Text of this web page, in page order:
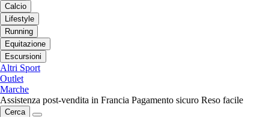
Calcio
Lifestyle
Running
Equitazione
Escursioni
Altri Sport
Outlet
Marche
Assistenza post-vendita in Francia Pagamento sicuro Reso facile
Cerca